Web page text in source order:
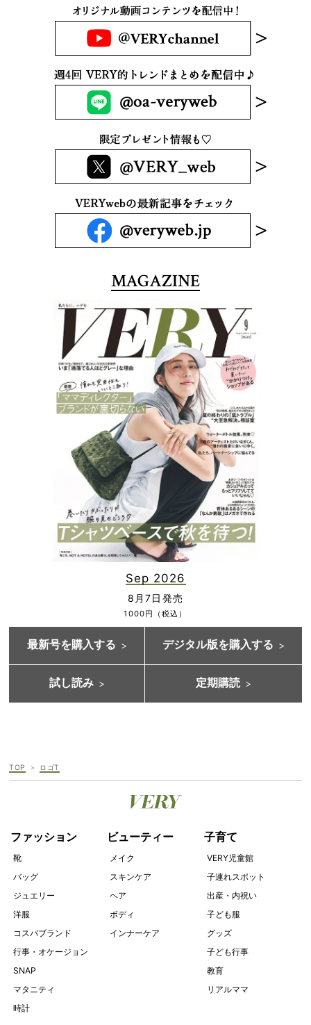
MAGAZINE
Sep 2026
8月7日発売
1000円（税込）
最新号を購入する デジタル版を購入する
試し読み 定期購読
TOP ロゴT
ファッション
靴
バッグ
ジュエリー
洋服
コスパブランド
行事・オケージョン
SNAP
マタニティ
時計
ビューティー
メイク
スキンケア
ヘア
ボディ
インナーケア
子育て
VERY児童館
子連れスポット
出産・内祝い
子ども服
グッズ
子ども行事
教育
リアルママ